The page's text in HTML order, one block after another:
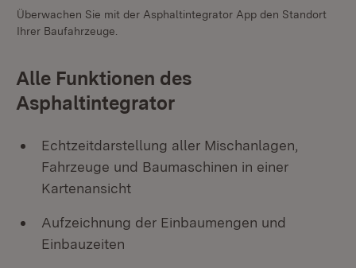
Überwachen Sie mit der Asphaltintegrator App den Standort
Ihrer Baufahrzeuge.
Alle Funktionen des
Asphaltintegrator
Echtzeitdarstellung aller Mischanlagen,
Fahrzeuge und Baumaschinen in einer
Kartenansicht
Aufzeichnung der Einbaumengen und
Einbauzeiten